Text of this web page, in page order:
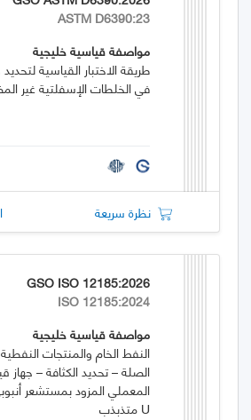
ASTM D6390:23
مواصفة قياسية خليجية
طريقة الاختبار القياسية
في الخلطات الإسفلتية غير
نظرة سريعة
GSO ISO 12185:2026
ISO 12185:2024
مواصفة قياسية خليجية
النفط الخام والمنتجات
الصلة – تحديد الكثافة – جهاز
المعملي المزود بمستشعر
U متذبذب